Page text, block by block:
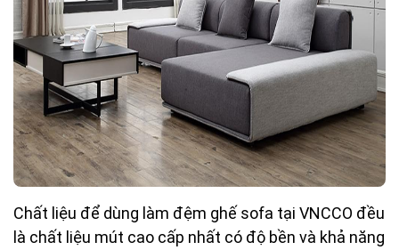
Chất liệu để dùng làm đệm ghế sofa tại VNCCO đều
là chất liệu mút cao cấp nhất có độ bền và khả năng